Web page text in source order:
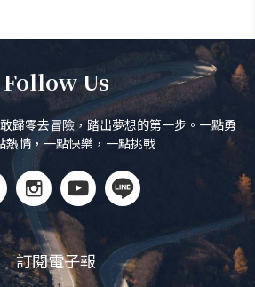
Follow Us
歸零去冒險，踏出夢想的第一步。一點勇
熱情，一點快樂，一點挑戰
訂閱電子報